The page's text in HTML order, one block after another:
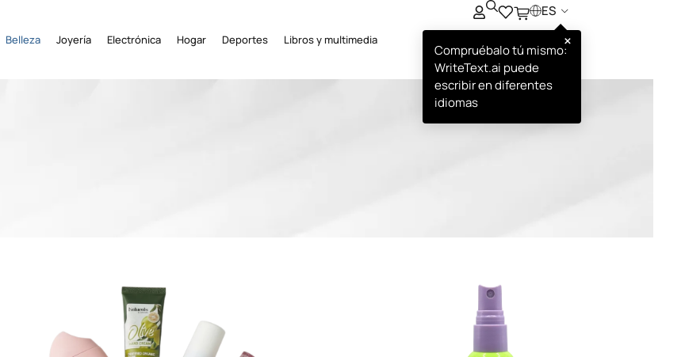
Belleza Joyería Electrónica Hogar Deportes Libros y multimedia
ES
×
Compruébalo tú mismo:
WriteText.ai puede
escribir en diferentes
idiomas